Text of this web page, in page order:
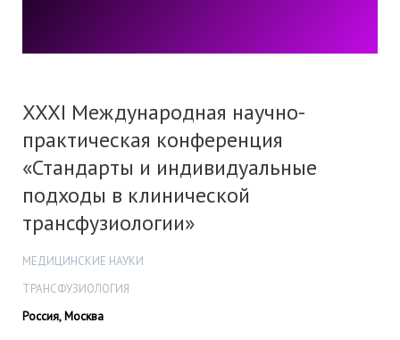
XXXI Международная научно-
практическая конференция
«Стандарты и индивидуальные
подходы в клинической
трансфузиологии»
МЕДИЦИНСКИЕ НАУКИ
ТРАНСФУЗИОЛОГИЯ
Россия, Москва